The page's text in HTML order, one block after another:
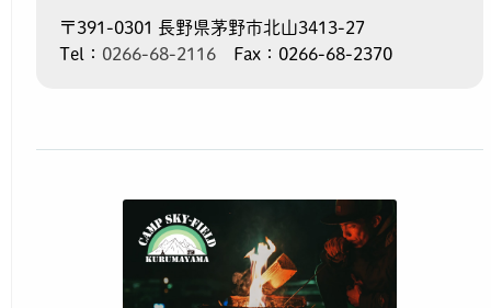
〒391-0301 長野県茅野市北山3413-27
Tel： 0266-68-2116Fax：0266-68-2370